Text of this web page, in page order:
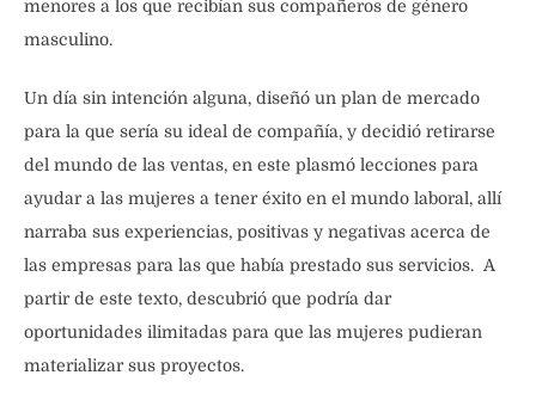
menores a los que recibían sus compañeros de género
masculino.
Un día sin intención alguna, diseñó un plan de mercado
para la que sería su ideal de compañía, y decidió retirarse
del mundo de las ventas, en este plasmó lecciones para
ayudar a las mujeres a tener éxito en el mundo laboral, allí
narraba sus experiencias, positivas y negativas acerca de
las empresas para las que había prestado sus servicios. A
partir de este texto, descubrió que podría dar
oportunidades ilimitadas para que las mujeres pudieran
materializar sus proyectos.